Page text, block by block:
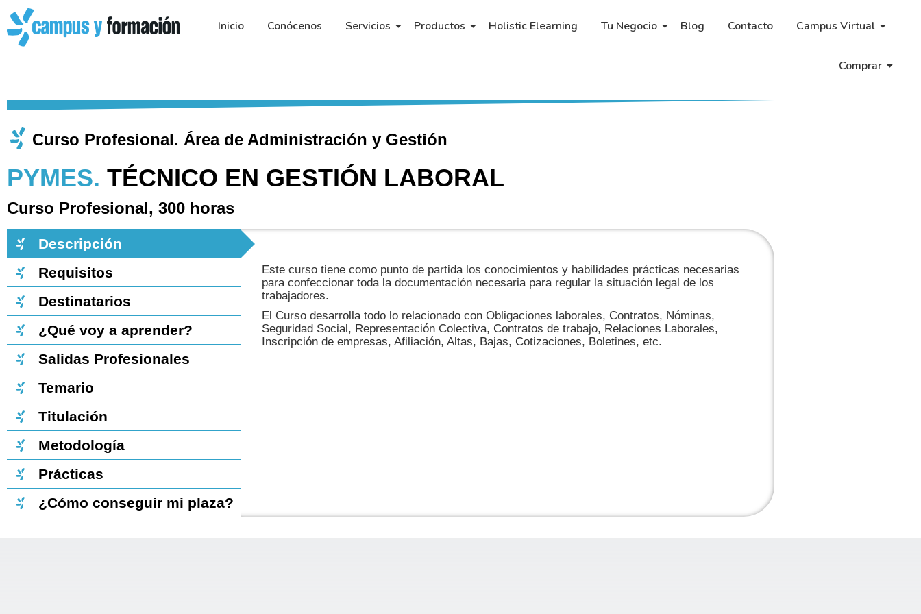
contenido
Inicio Conócenos Servicios Productos Holistic Elearning Tu Negocio Blog Contacto Campus Virtual
Comprar
Curso Profesional. Área de Administración y Gestión
PYMES. TÉCNICO EN GESTIÓN LABORAL
Curso Profesional, 300 horas
Descripción
Requisitos
Destinatarios
¿Qué voy a aprender?
Salidas Profesionales
Temario
Titulación
Metodología
Prácticas
¿Cómo conseguir mi plaza?
Este curso tiene como punto de partida los conocimientos y habilidades prácticas necesarias
para confeccionar toda la documentación necesaria para regular la situación legal de los
trabajadores.
El Curso desarrolla todo lo relacionado con Obligaciones laborales, Contratos, Nóminas,
Seguridad Social, Representación Colectiva, Contratos de trabajo, Relaciones Laborales,
Inscripción de empresas, Afiliación, Altas, Bajas, Cotizaciones, Boletines, etc.